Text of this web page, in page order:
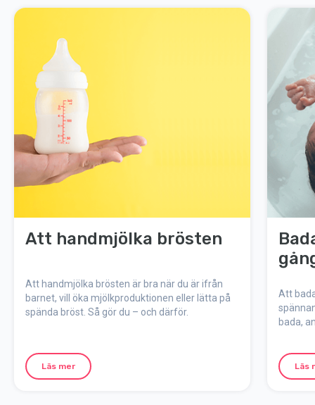
Att handmjölka brösten
Att handmjölka brösten är bra när du är ifrån
barnet, vill öka mjölkproduktionen eller lätta på
spända bröst. Så gör du – och därför.
Läs mer
Att
bada,
Läs